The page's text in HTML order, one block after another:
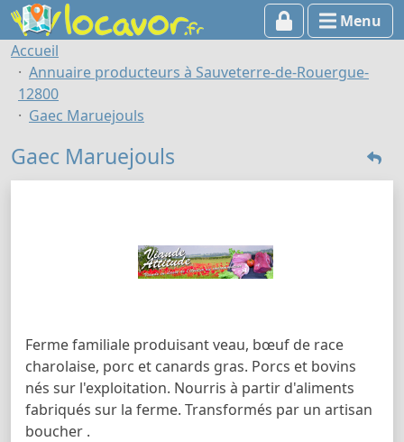
Menu
Accueil
Annuaire producteurs à Sauveterre-de-Rouergue-
12800
Gaec Maruejouls
Gaec Maruejouls
Ferme familiale produisant veau, bœuf de race
charolaise, porc et canards gras. Porcs et bovins
nés sur l'exploitation. Nourris à partir d'aliments
fabriqués sur la ferme. Transformés par un artisan
boucher .